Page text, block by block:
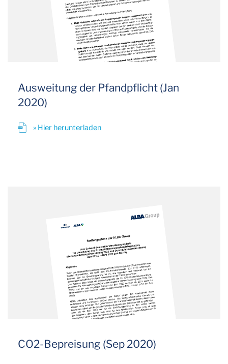
Ausweitung der Pfandpflicht (Jan
2020)
» Hier herunterladen
CO2-Bepreisung (Sep 2020)